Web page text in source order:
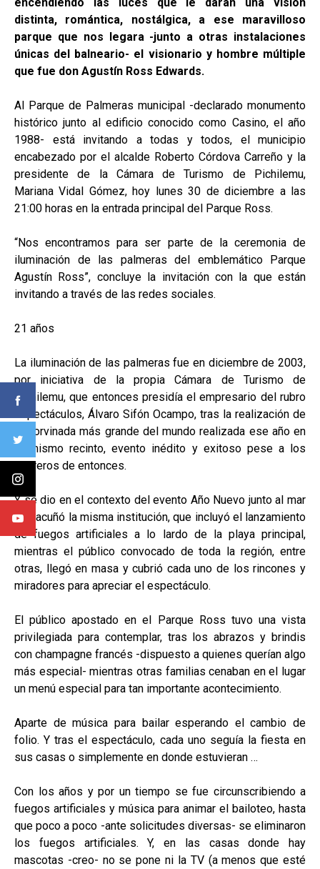
distinta, romántica, nostálgica, a ese maravilloso
parque que nos legara -junto a otras instalaciones
únicas del balneario- el visionario y hombre múltiple
que fue don Agustín Ross Edwards.
Al Parque de Palmeras municipal -declarado monumento
histórico junto al edificio conocido como Casino, el año
1988- está invitando a todas y todos, el municipio
encabezado por el alcalde Roberto Córdova Carreño y la
presidente de la Cámara de Turismo de Pichilemu,
Mariana Vidal Gómez, hoy lunes 30 de diciembre a las
21:00 horas en la entrada principal del Parque Ross.
“Nos encontramos para ser parte de la ceremonia de
iluminación de las palmeras del emblemático Parque
Agustín Ross”, concluye la invitación con la que están
invitando a través de las redes sociales.
21 años
La iluminación de las palmeras fue en diciembre de 2003,
por iniciativa de la propia Cámara de Turismo de
Pichilemu, que entonces presidía el empresario del rubro
espectáculos, Álvaro Sifón Ocampo, tras la realización de
la Corvinada más grande del mundo realizada ese año en
el mismo recinto, evento inédito y exitoso pese a los
agoreros de entonces.
Y se dio en el contexto del evento Año Nuevo junto al mar
que acuñó la misma institución, que incluyó el lanzamiento
de fuegos artificiales a lo lardo de la playa principal,
mientras el público convocado de toda la región, entre
otras, llegó en masa y cubrió cada uno de los rincones y
miradores para apreciar el espectáculo.
El público apostado en el Parque Ross tuvo una vista
privilegiada para contemplar, tras los abrazos y brindis
con champagne francés -dispuesto a quienes querían algo
más especial- mientras otras familias cenaban en el lugar
un menú especial para tan importante acontecimiento.
Aparte de música para bailar esperando el cambio de
folio. Y tras el espectáculo, cada uno seguía la fiesta en
sus casas o simplemente en donde estuvieran …
Con los años y por un tiempo se fue circunscribiendo a
fuegos artificiales y música para animar el bailoteo, hasta
que poco a poco -ante solicitudes diversas- se eliminaron
los fuegos artificiales. Y, en las casas donde hay
mascotas -creo- no se pone ni la TV (a menos que esté